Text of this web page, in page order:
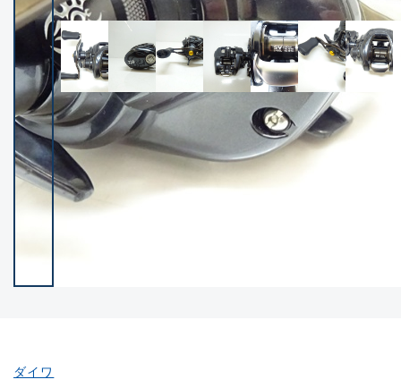
ランク(102237)
SA (2950)
A (17300)
B+(12281)
(21962)
C(38766)
その他
ダイワ